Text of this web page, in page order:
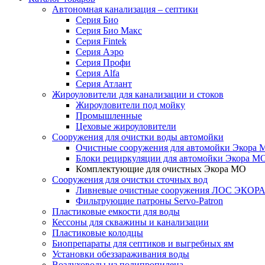
Автономная канализация – септики
Серия Био
Серия Био Макс
Серия Fintek
Серия Аэро
Серия Профи
Серия Alfa
Серия Атлант
Жироуловители для канализации и стоков
Жироуловители под мойку
Промышленные
Цеховые жироуловители
Сооружения для очистки воды автомойки
Очистные сооружения для автомойки Экора
Блоки рециркуляции для автомойки Экора
Комплектующие для очистных Экора МО
Сооружения для очистки сточных вод
Ливневые очистные сооружения ЛОС ЭКОРА
Фильтрующие патроны Servo-Patron
Пластиковые емкости для воды
Кессоны для скважины и канализации
Пластиковые колодцы
Биопрепараты для септиков и выгребных ям
Установки обеззараживания воды